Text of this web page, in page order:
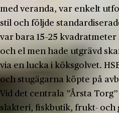
med veranda, var enkelt
stil och följde
var bara 15–25
och el men hade utgrävd
via en lucka i köksgolvet.
och stugägarna köpte på
Vid det centrala ”Årsta
slakteri, fiskbutik, frukt- och